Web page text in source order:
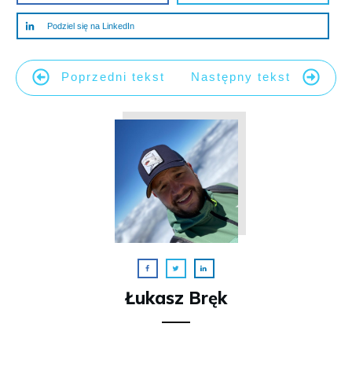
Podziel się na LinkedIn
Poprzedni tekst Następny tekst
Łukasz Bręk